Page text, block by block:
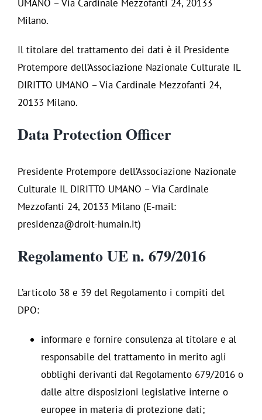
UMANO – Via Cardinale Mezzofanti 24, 20133
Milano.
Il titolare del trattamento dei dati è il Presidente
Protempore dell’Associazione Nazionale Culturale IL
DIRITTO UMANO – Via Cardinale Mezzofanti 24,
20133 Milano.
Data Protection Officer
Presidente Protempore dell’Associazione Nazionale
Culturale IL DIRITTO UMANO – Via Cardinale
Mezzofanti 24, 20133 Milano (E-mail:
presidenza@droit-humain.it)
Regolamento UE n. 679/2016
L’articolo 38 e 39 del Regolamento i compiti del
DPO:
informare e fornire consulenza al titolare e al
responsabile del trattamento in merito agli
obblighi derivanti dal Regolamento 679/2016 o
dalle altre disposizioni legislative interne o
europee in materia di protezione dati;